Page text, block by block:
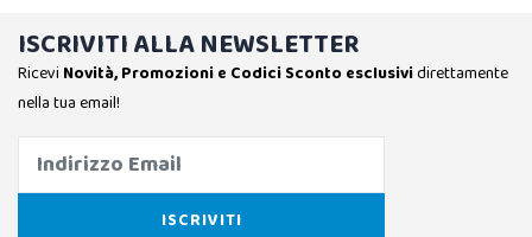
ISCRIVITI ALLA NEWSLETTER
Ricevi Novità, Promozioni e Codici Sconto esclusividirettamente
nella tua email!